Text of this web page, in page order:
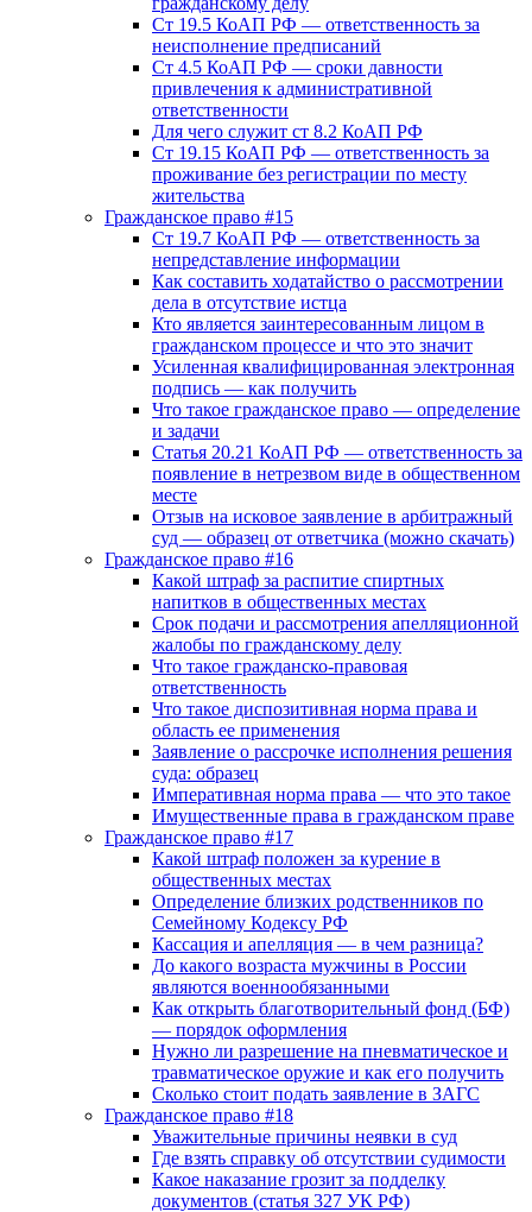
Ст 19.5 КоАП РФ — ответственность за
неисполнение предписаний
Ст 4.5 КоАП РФ — сроки давности
привлечения к административной
ответственности
Для чего служит ст 8.2 КоАП РФ
Ст 19.15 КоАП РФ — ответственность за
проживание без регистрации по месту
жительства
Гражданское право #15
Ст 19.7 КоАП РФ — ответственность за
непредставление информации
Как составить ходатайство о рассмотрении
дела в отсутствие истца
Кто является заинтересованным лицом в
гражданском процессе и что это значит
Усиленная квалифицированная электронная
подпись — как получить
Что такое гражданское право — определение
и задачи
Статья 20.21 КоАП РФ — ответственность за
появление в нетрезвом виде в общественном
месте
Отзыв на исковое заявление в арбитражный
суд — образец от ответчика (можно скачать)
Гражданское право #16
Какой штраф за распитие спиртных
напитков в общественных местах
Срок подачи и рассмотрения апелляционной
жалобы по гражданскому делу
Что такое гражданско-правовая
ответственность
Что такое диспозитивная норма права и
область ее применения
Заявление о рассрочке исполнения решения
суда: образец
Императивная норма права — что это такое
Имущественные права в гражданском праве
Гражданское право #17
Какой штраф положен за курение в
общественных местах
Определение близких родственников по
Семейному Кодексу РФ
Кассация и апелляция — в чем разница?
До какого возраста мужчины в России
являются военнообязанными
Как открыть благотворительный фонд (БФ)
— порядок оформления
Нужно ли разрешение на пневматическое и
травматическое оружие и как его получить
Сколько стоит подать заявление в ЗАГС
Гражданское право #18
Уважительные причины неявки в суд
Где взять справку об отсутствии судимости
Какое наказание грозит за подделку
документов (статья 327 УК РФ)